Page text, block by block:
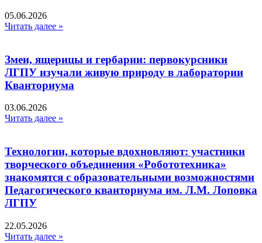
05.06.2026
Читать далее »
Змеи, ящерицы и гербарии: первокурсники
ЛГПУ изучали живую природу в лаборатории
Кванториума
03.06.2026
Читать далее »
Технологии, которые вдохновляют: участники
творческого объединения «Робототехника»
знакомятся с образовательными возможностями
Педагогического кванториума им. Л.М. Лоповка
ЛГПУ
22.05.2026
Читать далее »